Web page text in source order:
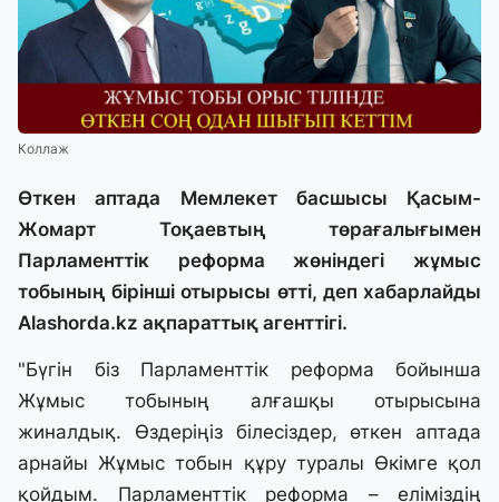
Коллаж
Өткен аптада Мемлекет басшысы Қасым-
Жомарт Тоқаевтың төрағалығымен
Парламенттік реформа жөніндегі жұмыс
тобының бірінші отырысы өтті, деп хабарлайды
Alashorda.kz ақпараттық агенттігі.
"Бүгін біз Парламенттік реформа бойынша
Жұмыс тобының алғашқы отырысына
жиналдық. Өздеріңіз білесіздер, өткен аптада
арнайы Жұмыс тобын құру туралы Өкімге қол
қойдым. Парламенттік реформа – еліміздің